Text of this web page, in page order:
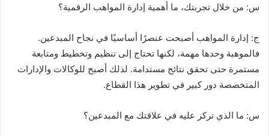
س: من خلال تجربتك، ما أهمية إدارة المواهب الرقمية؟
ج: إدارة المواهب أصبحت عنصرًا أساسيًا في نجاح المبدعين.
فالموهبة وحدها مهمة، لكنها تحتاج إلى تنظيم وتخطيط ومتابعة
مستمرة حتى تحقق نتائج مستدامة. لذلك أصبح للوكالات والإدارات
المتخصصة دور كبير في تطوير هذا القطاع.
س: ما الذي تركز عليه في علاقتك مع المبدعين؟